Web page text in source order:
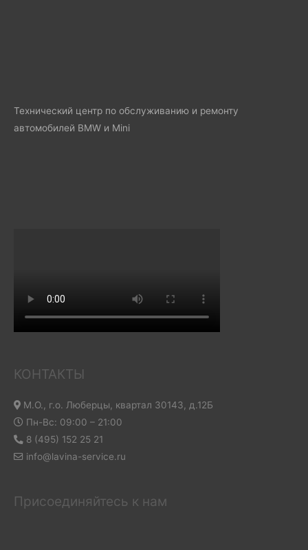
Технический центр по обслуживанию и ремонту
автомобилей BMW и Mini
КОНТАКТЫ
М.О., г.о. Люберцы, квартал 30143, д.12Б
Пн-Вс: 09:00 – 21:00
8 (495) 152 25 21
info@lavina-service.ru
Присоединяйтесь к нам